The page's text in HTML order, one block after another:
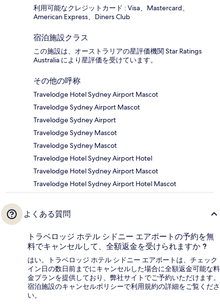
利用可能なクレジットカード : Visa、Mastercard、
American Express、Diners Club
宿泊施設クラス
この施設は、オーストラリアの星評価機関 Star Ratings
Australia により星評価を受けています。
その他の呼称
Travelodge Hotel Sydney Airport Mascot
Travelodge Sydney Airport Mascot
Travelodge Sydney Airport
Travelodge Sydney Mascot
Travelodge Sydney Mascot
Travelodge Hotel Sydney Airport Hotel
Travelodge Hotel Sydney Airport Mascot
Travelodge Hotel Sydney Airport Hotel Mascot
よくある質問
トラベロッジ ホテル シドニー エアポートの予約を無
料でキャンセルして、全額返金を受けられますか ?
はい。トラベロッジ ホテル シドニー エアポートは、チェック
イン日の数日前までにキャンセルした場合に全額返金可能な料
金プランを提供しており、弊社サイトでご予約いただけます。
宿泊施設のキャンセルポリシーで利用規約の詳細をご覧くださ
い。